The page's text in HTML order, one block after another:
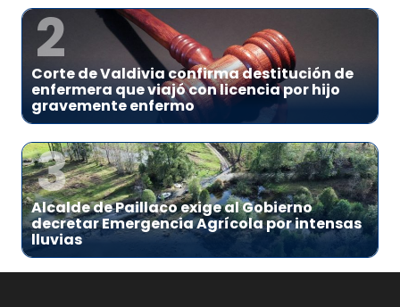
2
Corte de Valdivia confirma destitución de
enfermera que viajó con licencia por hijo
gravemente enfermo
3
Alcalde de Paillaco exige al Gobierno
decretar Emergencia Agrícola por intensas
lluvias